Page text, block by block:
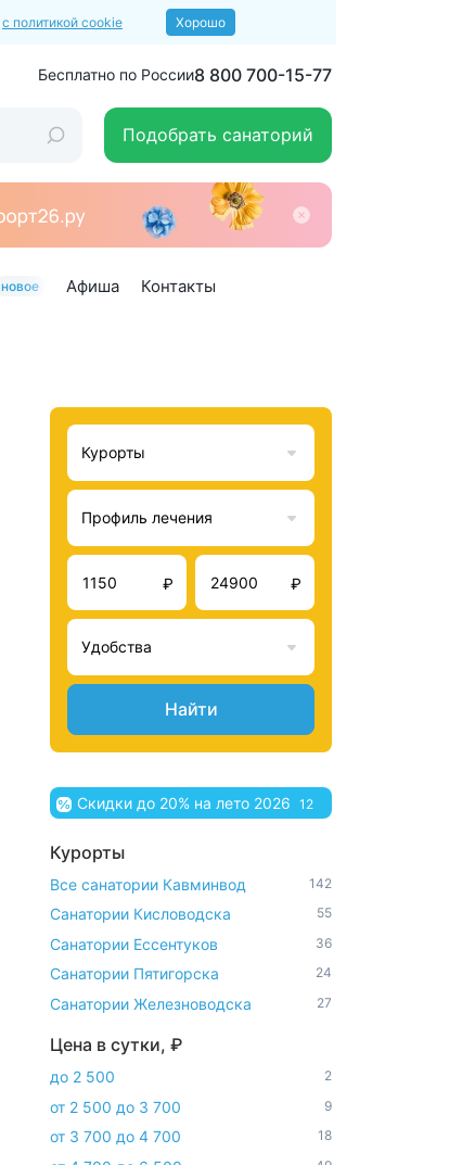
с политикой cookie Хорошо
Бесплатно по России8 800 700-15-77
Подобрать санаторий
новое Афиша Контакты
Курорты
Профиль лечения
₽ ₽
Удобства
Найти
Скидки до 20% на лето 2026 12
Курорты
Все санатории Кавминвод 142
Санатории Кисловодска 55
Санатории Ессентуков 36
Санатории Пятигорска 24
Санатории Железноводска 27
Цена в сутки, ₽
до 2 500 2
от 2 500 до 3 700 9
от 3 700 до 4 700 18